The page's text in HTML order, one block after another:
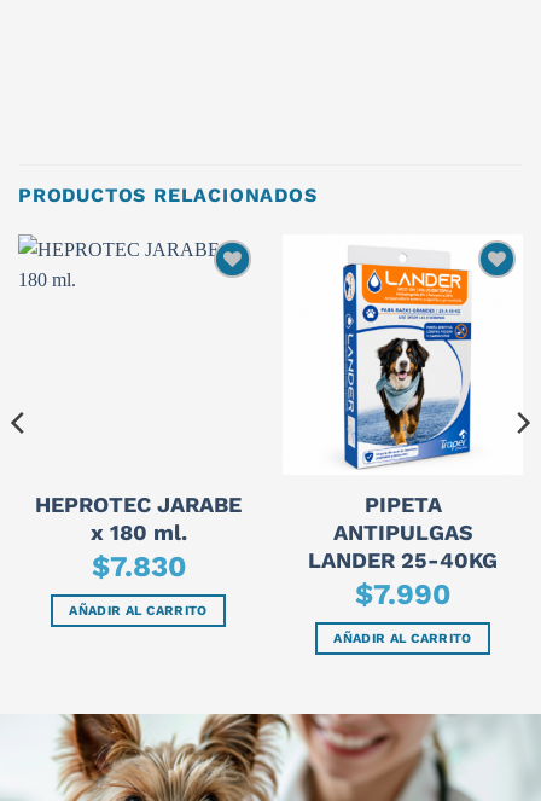
PRODUCTOS RELACIONADOS
HEPROTEC JARABE
x 180 ml.
$7.830
AÑADIR AL CARRITO
PIPETA
ANTIPULGAS
LANDER 25-40KG
$7.990
AÑADIR AL CARRITO